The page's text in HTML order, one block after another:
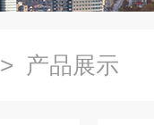
> 产品展示